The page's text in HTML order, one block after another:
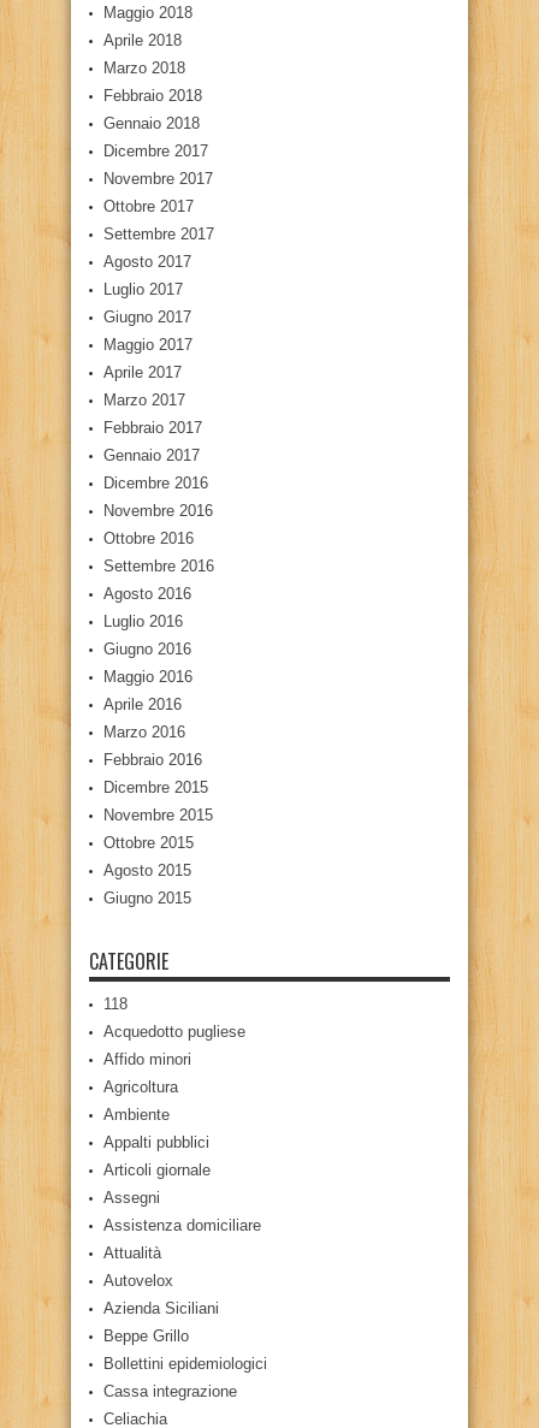
Maggio 2018
Aprile 2018
Marzo 2018
Febbraio 2018
Gennaio 2018
Dicembre 2017
Novembre 2017
Ottobre 2017
Settembre 2017
Agosto 2017
Luglio 2017
Giugno 2017
Maggio 2017
Aprile 2017
Marzo 2017
Febbraio 2017
Gennaio 2017
Dicembre 2016
Novembre 2016
Ottobre 2016
Settembre 2016
Agosto 2016
Luglio 2016
Giugno 2016
Maggio 2016
Aprile 2016
Marzo 2016
Febbraio 2016
Dicembre 2015
Novembre 2015
Ottobre 2015
Agosto 2015
Giugno 2015
CATEGORIE
118
Acquedotto pugliese
Affido minori
Agricoltura
Ambiente
Appalti pubblici
Articoli giornale
Assegni
Assistenza domiciliare
Attualità
Autovelox
Azienda Siciliani
Beppe Grillo
Bollettini epidemiologici
Cassa integrazione
Celiachia